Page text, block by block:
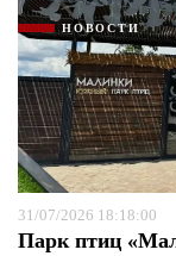
НОВОСТИ
31/07/2026 18:18:00
Парк птиц